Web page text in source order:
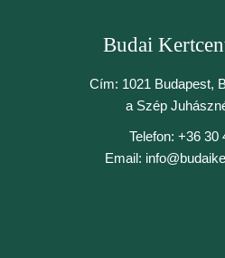
Budai
Cím: 1021 Budapest,
a Szép
Telefon: +36 30
Email: